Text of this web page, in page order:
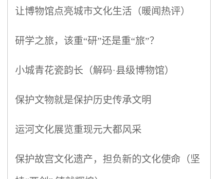
让博物馆点亮城市文化生活（暖闻热评）
研学之旅，该重“研”还是重“旅”？
小城青花瓷韵长（解码·县级博物馆）
保护文物就是保护历史传承文明
运河文化展览重现元大都风采
保护故宫文化遗产，担负新的文化使命（坚